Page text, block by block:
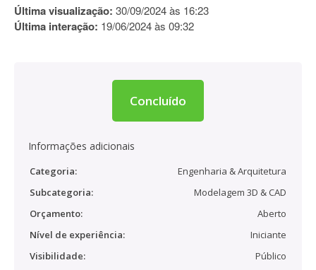
Última visualização: 30/09/2024 às 16:23
Última interação: 19/06/2024 às 09:32
Concluído
Informações adicionais
Categoria:
Engenharia & Arquitetura
Subcategoria:
Modelagem 3D & CAD
Orçamento:
Aberto
Nível de experiência:
Iniciante
Visibilidade:
Público